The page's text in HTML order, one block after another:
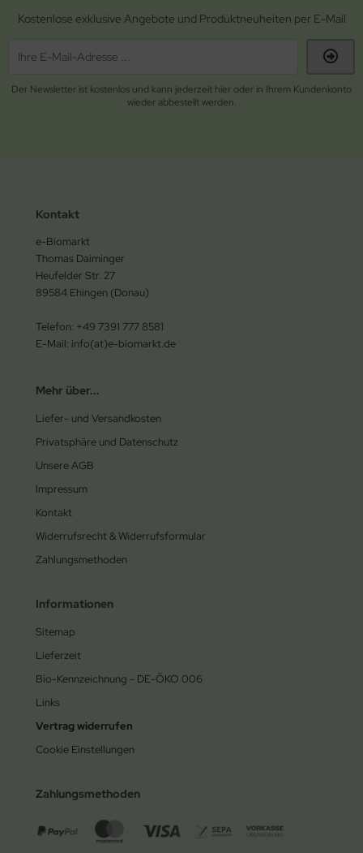
Kostenlose exklusive Angebote und Produktneuheiten per E-Mail
Der Newsletter ist kostenlos und kann jederzeit hier oder in Ihrem Kundenkonto
wieder abbestellt werden.
Kontakt
e-Biomarkt
Thomas Daiminger
Heufelder Str. 27
89584 Ehingen (Donau)
Telefon: +49 7391 777 8581
E-Mail: info(at)e-biomarkt.de
Mehr über...
Liefer- und Versandkosten
Privatsphäre und Datenschutz
Unsere AGB
Impressum
Kontakt
Widerrufsrecht & Widerrufsformular
Zahlungsmethoden
Informationen
Sitemap
Lieferzeit
Bio-Kennzeichnung - DE-ÖKO 006
Links
Vertrag widerrufen
Cookie Einstellungen
Zahlungsmethoden